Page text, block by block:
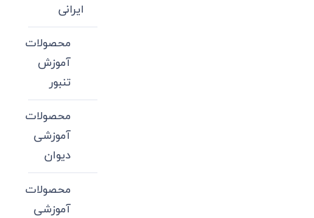
ایرانی
محصولات
آموزش
تنبور
محصولات
آموزشی
دیوان
محصولات
آموزشی